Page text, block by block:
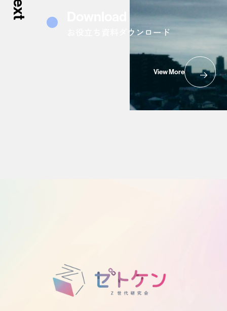
お役立ち資料ダウンロード
View More